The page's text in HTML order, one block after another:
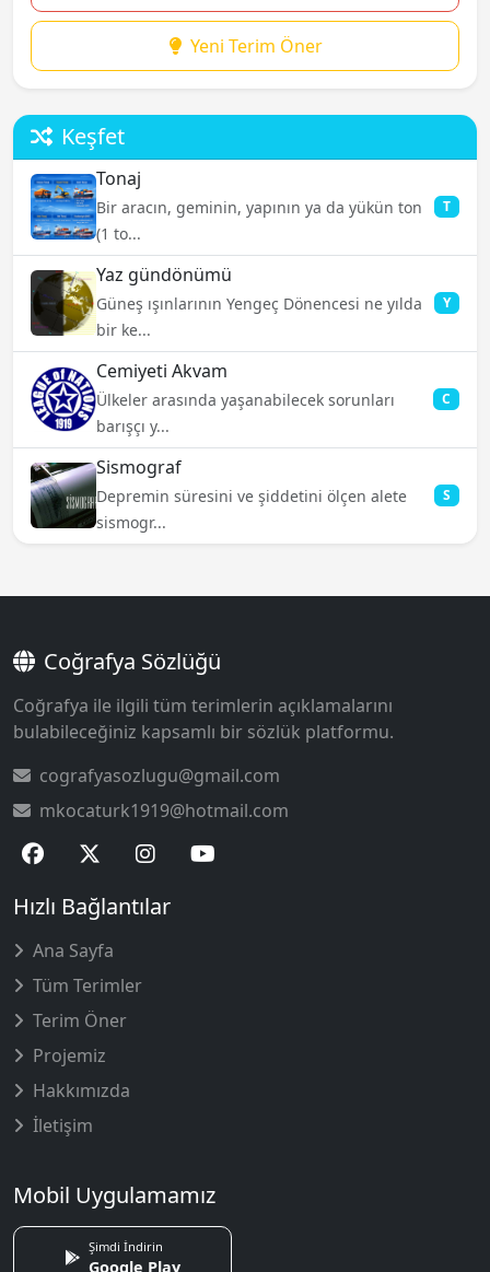
Yeni Terim Öner
Keşfet
Tonaj
Bir aracın, geminin, yapının ya da yükün ton
(1 to...
T
Yaz gündönümü
Güneş ışınlarının Yengeç Dönencesi ne yılda
bir ke...
Y
Cemiyeti Akvam
Ülkeler arasında yaşanabilecek sorunları
barışçı y...
C
Sismograf
Depremin süresini ve şiddetini ölçen alete
sismogr...
S
Coğrafya Sözlüğü
Coğrafya ile ilgili tüm terimlerin açıklamalarını
bulabileceğiniz kapsamlı bir sözlük platformu.
cografyasozlugu@gmail.com
mkocaturk1919@hotmail.com
Hızlı Bağlantılar
Ana Sayfa
Tüm Terimler
Terim Öner
Projemiz
Hakkımızda
İletişim
Mobil Uygulamamız
Şimdi İndirin
Google Play